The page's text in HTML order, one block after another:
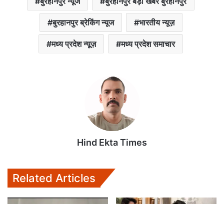
बुरहानपुर ब्रेकिंग न्यूज भारतीय न्यूज़
मध्य प्रदेश न्यूज़ मध्य प्रदेश समाचार
Hind Ekta Times
Related Articles